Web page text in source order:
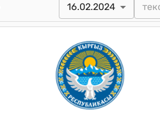
16.02.2024